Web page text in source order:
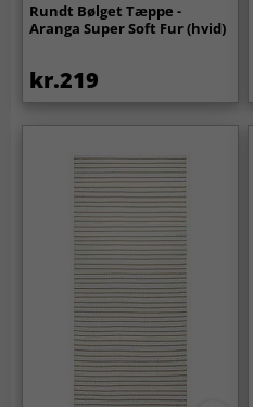
Rundt Bølget Tæppe -
Aranga Super Soft Fur (hvid)
kr.219